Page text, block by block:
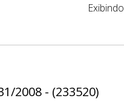
Exibindo
2008 - (233520)